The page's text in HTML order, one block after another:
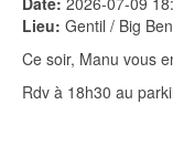
Lieu: Gentil / Big Ben
Ce soir, Manu vous
Rdv à 18h30 au